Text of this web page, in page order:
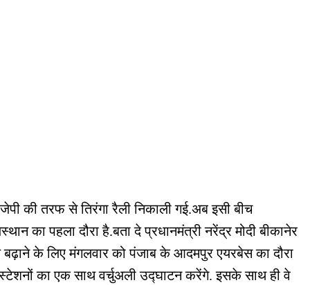
की तरफ से तिरंगा रैली निकाली गई.अब इसी बीच
का पहला दौरा है.बता दे प्रधानमंत्री नरेंद्र मोदी बीकानेर
बढ़ाने के लिए मंगलवार को पंजाब के आदमपुर एयरबेस का दौरा
का एक साथ वर्चुअली उद्घाटन करेंगे. इसके साथ ही वे